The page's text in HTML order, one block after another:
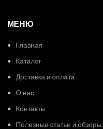
МЕНЮ
Главная
Каталог
Доставка и оплата
О нас
Контакты
Полезные статьи и обзоры.